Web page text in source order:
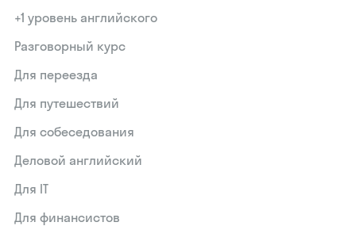
+1 уровень английского
Разговорный курс
Для переезда
Для путешествий
Для собеседования
Деловой английский
Для IT
Для финансистов